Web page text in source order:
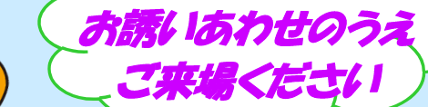
お誘いあわせのうえ
ご来場ください